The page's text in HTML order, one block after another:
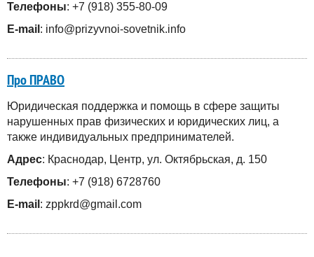
Телефоны: +7 (918) 355-80-09
E-mail : info@prizyvnoi-sovetnik.info
Про ПРАВО
Юридическая поддержка и помощь в сфере защиты
нарушенных прав физических и юридических лиц, а
также индивидуальных предпринимателей.
Адрес: Краснодар, Центр, ул. Октябрьская, д. 150
Телефоны: +7 (918) 6728760
E-mail : zppkrd@gmail.com